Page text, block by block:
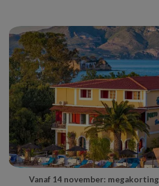
Vanaf 14 november: